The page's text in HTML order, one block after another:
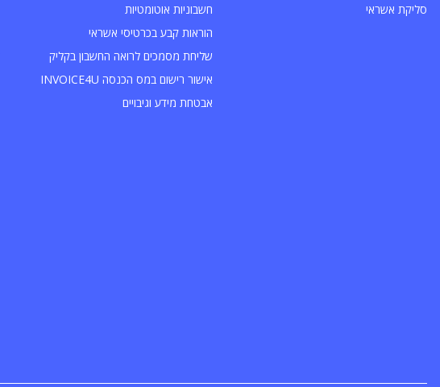
סליקת אשראי
חשבוניות אוטומטיות
הוראות קבע בכרטיסי אשראי
שליחת מסמכים לרואה החשבון בקליק
אישור רישום במס הכנסה INVOICE4U
אבטחת מידע וגיבויים